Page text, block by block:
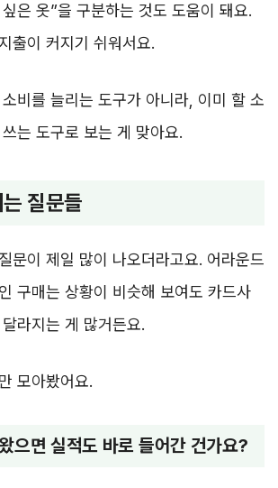
은 옷”을 구분하는 것도 도움이 돼요.
출이 커지기 쉬워서요.
비를 늘리는 도구가 아니라, 이미 할 소
는 도구로 보는 게 맞아요.
질문들
문이 제일 많이 나오더라고요. 어라운드
구매는 상황이 비슷해 보여도 카드사
라지는 게 많거든요.
모아봤어요.
으면 실적도 바로 들어간 건가요?